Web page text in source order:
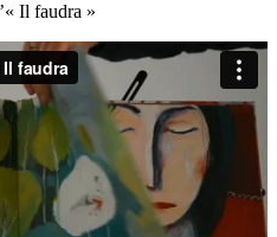
Il faudra »